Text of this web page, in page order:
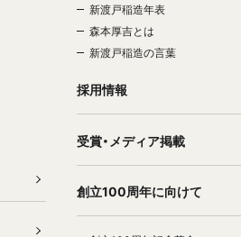
新渡戸稲造年表
森本厚吉とは
新渡戸稲造の言葉
採用情報
受賞・メディア掲載
創立100周年に向けて